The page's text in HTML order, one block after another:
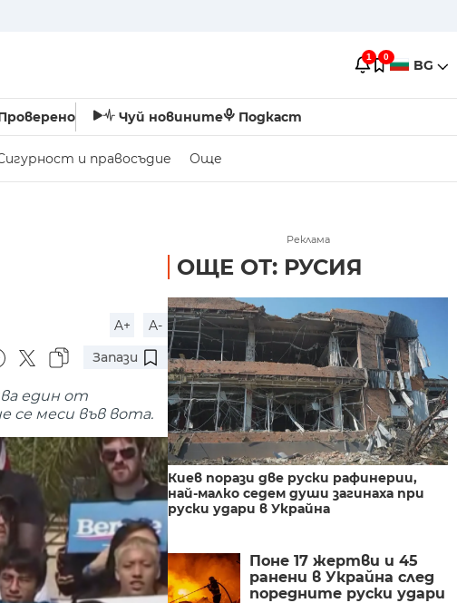
1 0 BG
Чуй новините Подкаст
и правосъдие Още
A+
A-
Запази
един от
се меси във вота.
Реклама
ОЩЕ ОТ: РУСИЯ
Киев порази две руски рафинерии,
най-малко седем души загинаха при
руски удари в Украйна
Поне 17 жертви и 45
ранени в Украйна след
поредните руски удари